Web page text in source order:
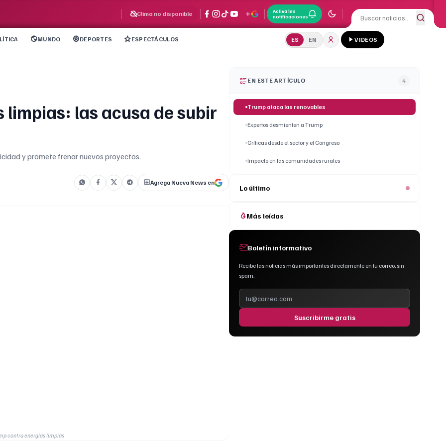
Clima no disponible
Activa las
notificaciones
MUNDO DEPORTES ESPECTÁCULOS ES EN VIDEOS
las acusa de subir
y promete frenar nuevos proyectos.
Agrega Nueva News en
contra energías limpias
EN ESTE ARTÍCULO 4
Trump ataca las renovables
Expertos desmienten a Trump
Críticas desde el sector y el Congreso
Impacto en las comunidades rurales
Lo último
Más leídas
Boletín informativo
Recibe las noticias más importantes directamente en tu correo, sin
spam.
Suscribirme gratis